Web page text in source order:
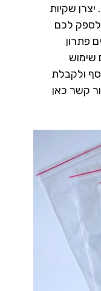
שקיות
לספק לכם
פתרון
שימוש
ולקבלת
קשר כאן